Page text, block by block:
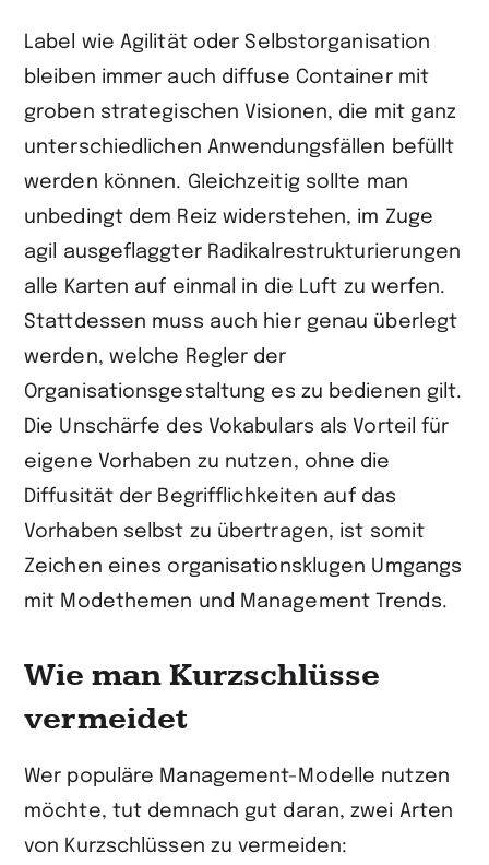
Label wie Agilität oder Selbstorganisation
bleiben immer auch diffuse Container mit
groben strategischen Visionen, die mit ganz
unterschiedlichen Anwendungsfällen befüllt
werden können. Gleichzeitig sollte man
unbedingt dem Reiz widerstehen, im Zuge
agil ausgeflaggter Radikalrestrukturierungen
alle Karten auf einmal in die Luft zu werfen.
Stattdessen muss auch hier genau überlegt
werden, welche Regler der
Organisationsgestaltung es zu bedienen gilt.
Die Unschärfe des Vokabulars als Vorteil für
eigene Vorhaben zu nutzen, ohne die
Diffusität der Begrifflichkeiten auf das
Vorhaben selbst zu übertragen, ist somit
Zeichen eines organisationsklugen Umgangs
mit Modethemen und Management Trends.
Wie man Kurzschlüsse
vermeidet
Wer populäre Management-Modelle nutzen
möchte, tut demnach gut daran, zwei Arten
von Kurzschlüssen zu vermeiden: